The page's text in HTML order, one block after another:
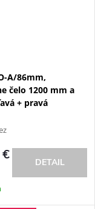
A/86mm,
čelo 1200 mm a
+ pravá
DETAIL